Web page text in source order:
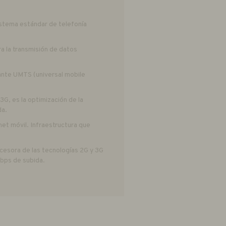
estándar de telefonía
la transmisión de datos
UMTS (universal mobile
es la optimización de la
móvil. Infraestructura que
de las tecnologías 2G y 3G
de subida.